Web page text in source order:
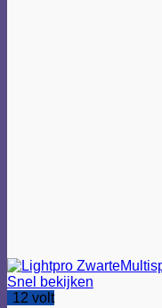
Snel bekijken
12 volt